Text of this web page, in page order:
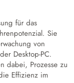
für das
Sie
von
Desktop-PC.
dabei, Prozesse zu
Effizienz im